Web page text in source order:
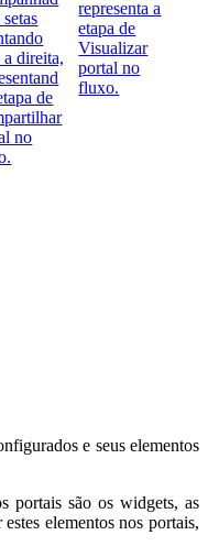
e seus elementos
portais são os widgets, as
elementos nos portais,